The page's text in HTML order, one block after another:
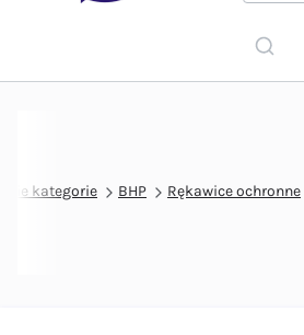
kategorie BHP Rękawice ochronne